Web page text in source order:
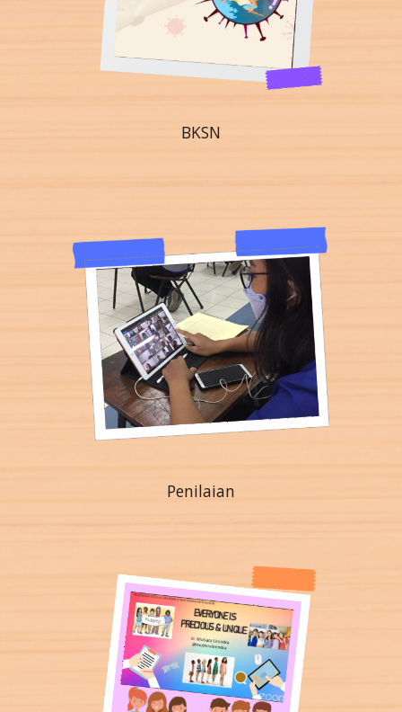
BKSN
Penilaian